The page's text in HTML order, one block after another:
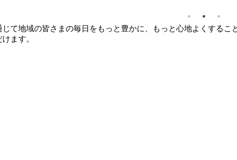
て地域の皆さまの毎日をもっと豊かに、もっと心地よくする
ます。